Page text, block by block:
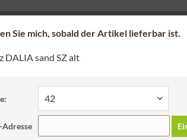
Bitte
32
Sie mich, sobald der Artikel lieferbar ist.
DALIA sand SZ alt